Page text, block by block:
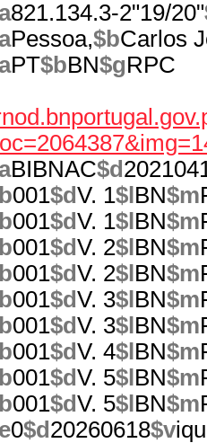
821.134.3-2"19/20"
Pessoa,$bCarlos
PT$bBN$gRPC
BIBNAC$d
001$dV. 1$l BN$m
001$dV. 1$l BN$m
001$dV. 2$l BN$m
001$dV. 2$l BN$m
001$dV. 3$l BN$m
001$dV. 3$l BN$m
001$dV. 4$l BN$m
001$dV. 5$l BN$m
001$dV. 5$l BN$m
0$d 20260618$v